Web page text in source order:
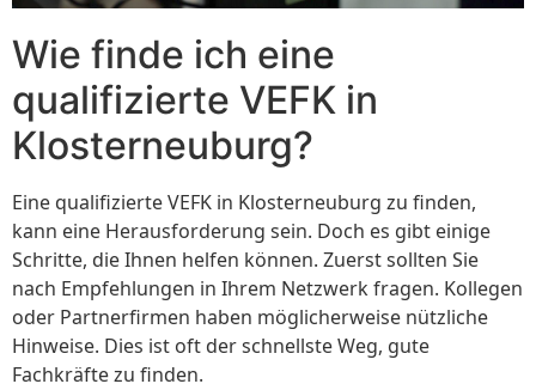
Wie finde ich eine
qualifizierte VEFK in
Klosterneuburg?
Eine qualifizierte VEFK in Klosterneuburg zu finden,
kann eine Herausforderung sein. Doch es gibt einige
Schritte, die Ihnen helfen können. Zuerst sollten Sie
nach Empfehlungen in Ihrem Netzwerk fragen. Kollegen
oder Partnerfirmen haben möglicherweise nützliche
Hinweise. Dies ist oft der schnellste Weg, gute
Fachkräfte zu finden.